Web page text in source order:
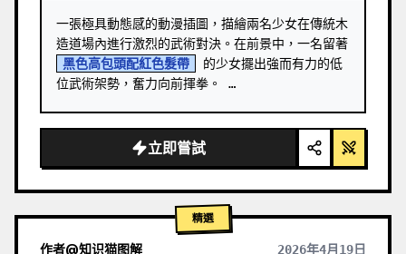
一張極具動態感的動漫插圖，描繪兩名少女在傳統木
黑色高包頭配紅色髮帶
的少女擺出強而有力的低
位武術架勢，奮力向前揮拳。 …
立即嘗試
精選
作者@知识猫图解 2026年4月19日